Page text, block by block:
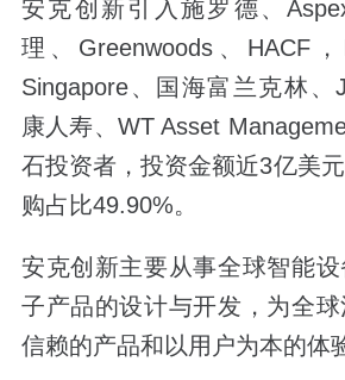
安克创新引入施罗德、
理、Greenwoods、HACF
Singapore、国海富兰克林、
康人寿、WT Asset
石投资者，投资金额近3亿美
购占比49.90%。
安克创新主要从事全球智能
子产品的设计与开发，为全
信赖的产品和以用户为本的体